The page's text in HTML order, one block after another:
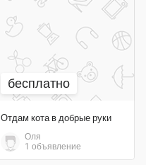
бесплатно
Отдам кота в добрые руки
Оля
1 объявление